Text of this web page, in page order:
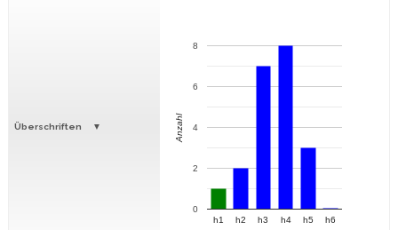
Überschriften
h1 h2 h3 h4 h5 h6
0
2
4
6
8
Anzahl